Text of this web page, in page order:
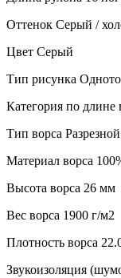
Оттенок Серый /
Цвет Серый
Тип рисунка
Категория по длине
Тип ворса
Материал ворса
Высота ворса 26 мм
Веc ворса 1900 г/м2
Плотность ворса
Звукоизоляция